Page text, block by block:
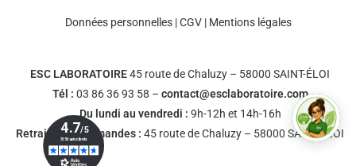
Données personnelles|CGV| Mentions légales
ESC LABORATOIRE45 route de Chaluzy – 58000 SAINT-ÉLOI
Tél : 03 86 36 93 58 – contact@esclaboratoire.com
Du lundi au vendredi : 9h-12h et 14h-16h
Retrait des commandes :45 route de Chaluzy – 58000 SAINT-ÉLOI